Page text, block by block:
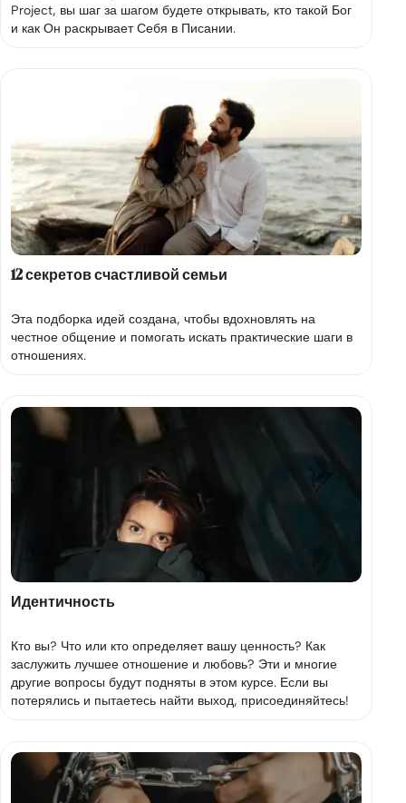
Project, вы шаг за шагом будете открывать, кто такой Бог
и как Он раскрывает Себя в Писании.
12 секретов счастливой семьи
Эта подборка идей создана, чтобы вдохновлять на
честное общение и помогать искать практические шаги в
отношениях.
Идентичность
Кто вы? Что или кто определяет вашу ценность? Как
заслужить лучшее отношение и любовь? Эти и многие
другие вопросы будут подняты в этом курсе. Если вы
потерялись и пытаетесь найти выход, присоединяйтесь!